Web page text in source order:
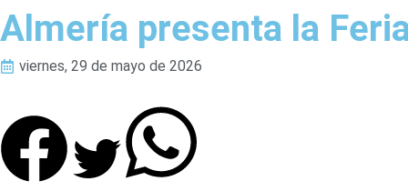
Almería presenta la
viernes, 29 de mayo de 2026